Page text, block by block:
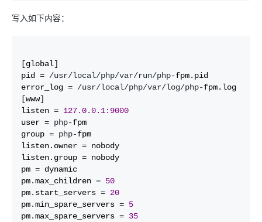
写入如下内容：
[global]
pid = /usr/local/php/var/run/php-fpm.pid
error_log = /usr/local/php/var/log/php-fpm.log
[www]
listen = 127.0 . 0.1 : 9000
user = php-fpm
group = php-fpm
listen.owner = nobody
listen.group = nobody
pm = dynamic
pm.max_children = 50
pm.start_servers = 20
pm.min_spare_servers = 5
pm.max_spare_servers = 35